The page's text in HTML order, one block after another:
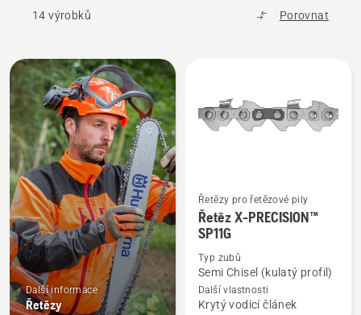
14 výrobků Porovnat
Všechny
výrobky
Další informace
Řetězy
Zobrazit
více
informací
Řetěz
Řetězy pro řetězové pily
Řetěz X-PRECISION™
SP11G
Typ zubů
Semi Chisel (kulatý profil)
Další vlastnosti
Krytý vodicí článek